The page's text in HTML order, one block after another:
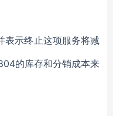
表示终止这项服务将减
的库存和分销成本来